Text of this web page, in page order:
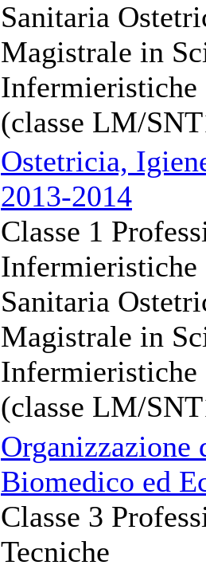
Sanitaria
Magistrale in
Infermieristiche
(classe LM/
Ostetricia,
2013-2014
Classe 1
Infermieristiche
Sanitaria
Magistrale in
Infermieristiche
(classe LM/
Biomedico ed
Classe 3
Tecniche